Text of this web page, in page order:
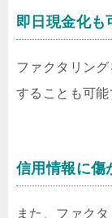
即日現金化も
ファクタリン
することも可能
信用情報に傷
また、ファク